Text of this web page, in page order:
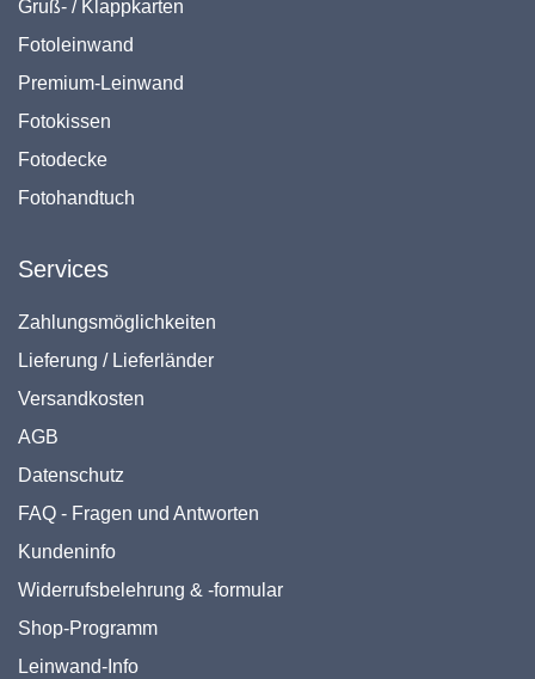
Gruß- / Klappkarten
Fotoleinwand
Premium-Leinwand
Fotokissen
Fotodecke
Fotohandtuch
Services
Zahlungsmöglichkeiten
Lieferung / Lieferländer
Versandkosten
AGB
Datenschutz
FAQ - Fragen und Antworten
Kundeninfo
Widerrufsbelehrung & -formular
Shop-Programm
Leinwand-Info